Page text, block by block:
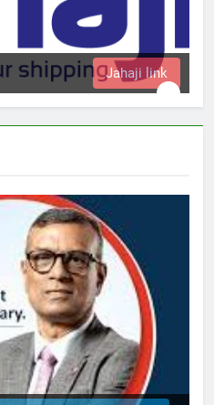
Jahaji link